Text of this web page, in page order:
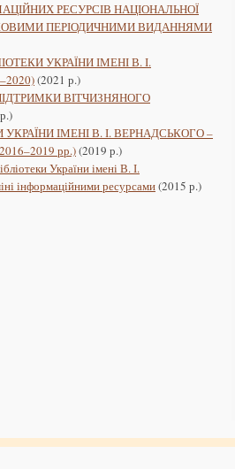
РЕСУРСІВ НАЦІОНАЛЬНОЇ
ПЕРІОДИЧНИМИ ВИДАННЯМИ
УКРАЇНИ ІМЕНІ В. І.
(2021 р.)
ВІТЧИЗНЯНОГО
ІМЕНІ В. І. ВЕРНАДСЬК‎ОГО –
рр.)(2019 р.)
України імені В. І.
інформаційними ресурсами(2015 р.)